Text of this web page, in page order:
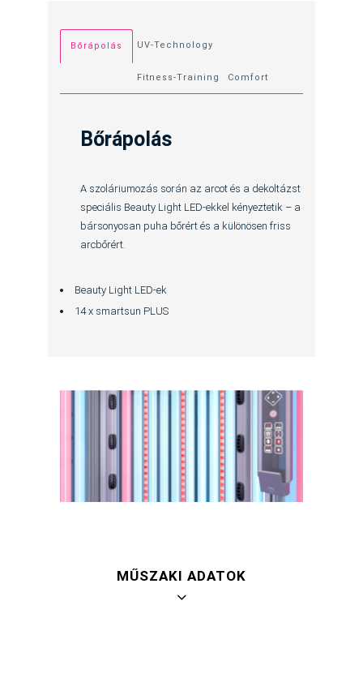
Bőrápolás UV-Technology
Fitness-Training Comfort
Bőrápolás
A szoláriumozás során az arcot és a dekoltázst
speciális Beauty Light LED-ekkel kényeztetik – a
bársonyosan puha bőrért és a különösen friss
arcbőrért.
Beauty Light LED-ek
14 x smartsun PLUS
MŰSZAKI ADATOK